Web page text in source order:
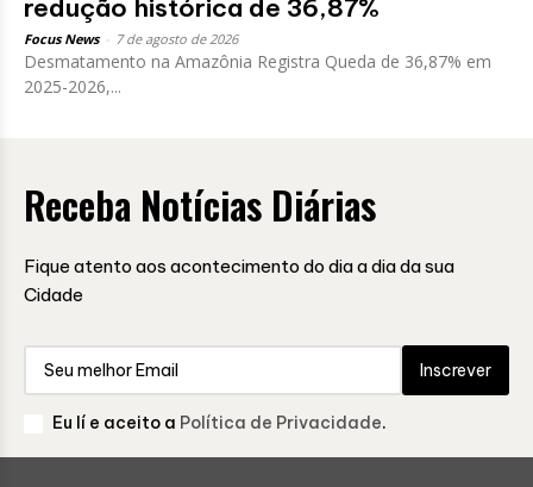
redução histórica de 36,87%
Focus News 7 de agosto de 2026
Desmatamento na Amazônia Registra Queda de 36,87% em
2025-2026,...
Receba Notícias Diárias
Fique atento aos acontecimento do dia a dia da sua
Cidade
Inscrever
Eu lí e aceito a Política de Privacidade.